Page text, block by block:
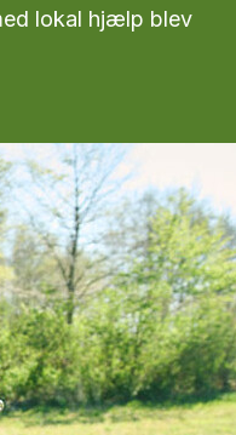
lokal hjælp blev